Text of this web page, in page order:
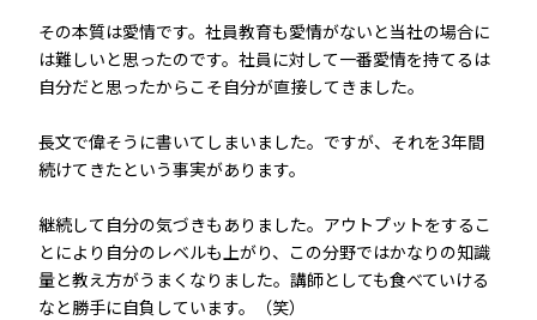
その本質は愛情です。社員教育も愛情がないと当社の場合に
は難しいと思ったのです。社員に対して一番愛情を持てるは
自分だと思ったからこそ自分が直接してきました。
長文で偉そうに書いてしまいました。ですが、それを3年間
続けてきたという事実があります。
継続して自分の気づきもありました。アウトプットをするこ
とにより自分のレベルも上がり、この分野ではかなりの知識
量と教え方がうまくなりました。講師としても食べていける
なと勝手に自負しています。（笑）